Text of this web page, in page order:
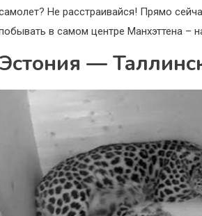
Не расстраивайся! Прямо
в самом центре Манхэттена –
Эстония —